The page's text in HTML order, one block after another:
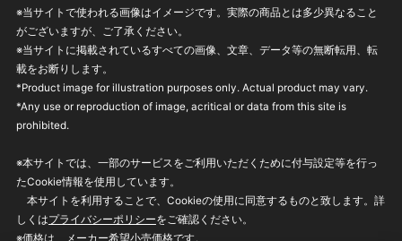
※当サイトで使われる画像はイメージです。実際の商品とは多少異なること
がございますが、ご了承ください。
※当サイトに掲載されているすべての画像、文章、データ等の無断転用、転
載をお断りします。
*Product image for illustration purposes only. Actual product may vary.
*Any use or reproduction of image, acritical or data from this site is
prohibited.
※本サイトでは、一部のサービスをご利用いただくために付与設定等を行っ
たCookie情報を使用しています。
本サイトを利用することで、Cookieの使用に同意するものと致します。詳
しくはプライバシーポリシーをご確認ください。
※価格は、メーカー希望小売価格です。